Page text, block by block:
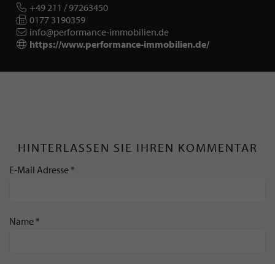
+49 211 / 97263450
0177 3190359
info@performance-immobilien.de
https://www.performance-immobilien.de/
HINTERLASSEN SIE IHREN KOMMENTAR
E-Mail Adresse *
Name *